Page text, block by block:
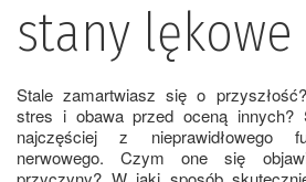
stany lękowe
Stale zamartwiasz się o
stres i obawa przed oceną innych?
najczęściej z nieprawidłowego
nerwowego. Czym one się